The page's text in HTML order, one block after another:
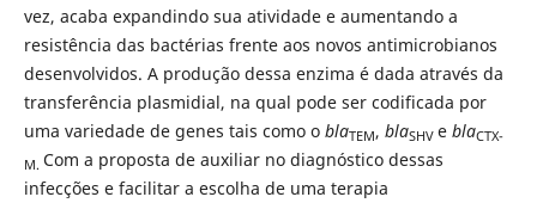
vez, acaba expandindo sua atividade e aumentando a
resistência das bactérias frente aos novos antimicrobianos
desenvolvidos. A produção dessa enzima é dada através da
transferência plasmidial, na qual pode ser codificada por
uma variedade de genes tais como o blaTEM, blaSHV e blaCTX-
M. Com a proposta de auxiliar no diagnóstico dessas
infecções e facilitar a escolha de uma terapia